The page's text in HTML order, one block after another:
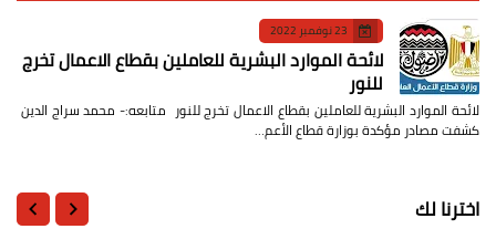
23 نوفمبر 2022
لائحة الموارد البشرية للعاملين بقطاع الاعمال تخرج
للنور
لائحة الموارد البشرية للعاملين بقطاع الاعمال تخرج للنور متابعه:- محمد سراج الدين
كشفت مصادر مؤكدة بوزارة قطاع الأعم…
اخترنا لك